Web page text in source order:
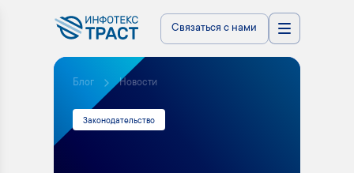
Связаться с нами
Блог Новости
Законодательство